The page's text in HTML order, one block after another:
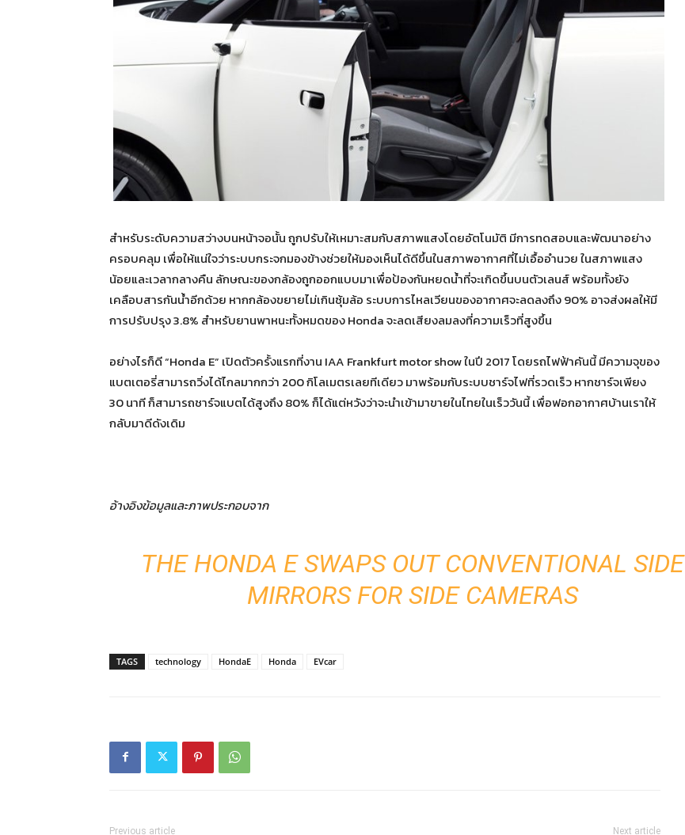
สำหรับระดับความสว่างบนหน้าจอนั้น ถูกปรับให้เหมาะสมกับสภาพแสงโดยอัตโนมัติ มีการทดสอบและพัฒนาอย่าง
ครอบคลุม เพื่อให้แน่ใจว่าระบบกระจกมองข้างช่วยให้มองเห็นได้ดีขึ้นในสภาพอากาศที่ไม่เอื้ออำนวย ในสภาพแสง
น้อยและเวลากลางคืน ลักษณะของกล้องถูกออกแบบมาเพื่อป้องกันหยดน้ำที่จะเกิดขึ้นบนตัวเลนส์ พร้อมทั้งยัง
เคลือบสารกันน้ำอีกด้วย หากกล้องขยายไม่เกินซุ้มล้อ ระบบการไหลเวียนของอากาศจะลดลงถึง 90% อาจส่งผลให้มี
การปรับปรุง 3.8% สำหรับยานพาหนะทั้งหมดของ Honda จะลดเสียงลมลงที่ความเร็วที่สูงขึ้น
อย่างไรก็ดี “Honda E” เปิดตัวครั้งแรกที่งาน IAA Frankfurt motor show ในปี 2017 โดยรถไฟฟ้าคันนี้ มีความจุของ
แบตเตอรี่สามารถวิ่งได้ไกลมากกว่า 200 กิโลเมตรเลยทีเดียว มาพร้อมกับระบบชาร์จไฟที่รวดเร็ว หากชาร์จเพียง
30 นาที ก็สามารถชาร์จแบตได้สูงถึง 80% ก็ได้แต่หวังว่าจะนำเข้ามาขายในไทยในเร็ววันนี้ เพื่อฟอกอากาศบ้านเราให้
กลับมาดีดังเดิม
อ้างอิงข้อมูลและภาพประกอบจาก
THE HONDA E SWAPS OUT CONVENTIONAL SIDE
MIRRORS FOR SIDE CAMERAS
TAGS technology HondaE Honda EVcar
Previous article Next article